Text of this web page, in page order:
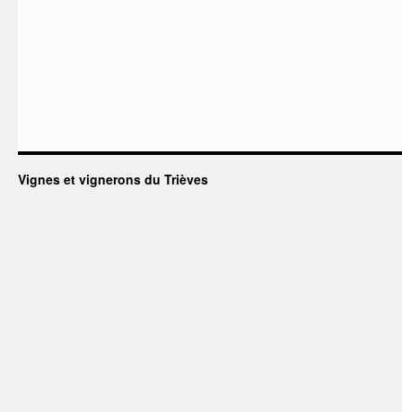
Vignes et vignerons du Trièves